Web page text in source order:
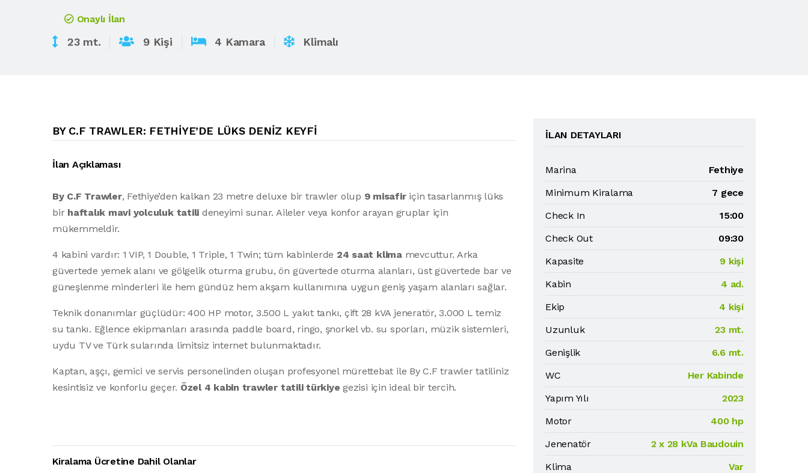
Onaylı İlan
23 mt. 9 Kişi 4 Kamara Klimalı
BY C.F TRAWLER: FETHIYE’DE LÜKS DENIZ KEYFI
İlan Açıklaması
By C.F Trawler, Fethiye’den kalkan 23 metre deluxe bir trawler olup 9 misafiriçin tasarlanmış lüks
bir haftalık mavi yolculuk tatili deneyimi sunar. Aileler veya konfor arayan gruplar için
mükemmeldir.
4 kabini vardır: 1 VIP, 1 Double, 1 Triple, 1 Twin; tüm kabinlerde 24 saat klimamevcuttur. Arka
güvertede yemek alanı ve gölgelik oturma grubu, ön güvertede oturma alanları, üst güvertede bar ve
güneşlenme minderleri ile hem gündüz hem akşam kullanımına uygun geniş yaşam alanları sağlar.
Teknik donanımlar güçlüdür: 400 HP motor, 3.500 L yakıt tankı, çift 28 kVA jeneratör, 3.000 L temiz
su tankı. Eğlence ekipmanları arasında paddle board, ringo, şnorkel vb. su sporları, müzik sistemleri,
uydu TV ve Türk sularında limitsiz internet bulunmaktadır.
Kaptan, aşçı, gemici ve servis personelinden oluşan profesyonel mürettebat ile By C.F trawler tatiliniz
kesintisiz ve konforlu geçer. Özel 4 kabin trawler tatili türkiye gezisi için ideal bir tercih.
Kiralama Ücretine Dahil Olanlar
İLAN DETAYLARI
Marina
Fethiye
Minimum Kiralama
7 gece
Check In
15:00
Check Out
09:30
Kapasite
9 kişi
Kabin
4 ad.
Ekip
4 kişi
Uzunluk
23 mt.
Genişlik
6.6 mt.
WC
Her Kabinde
Yapım Yılı
2023
Motor
400 hp
Jenenatör
2 x 28 kVa Baudouin
Klima
Var